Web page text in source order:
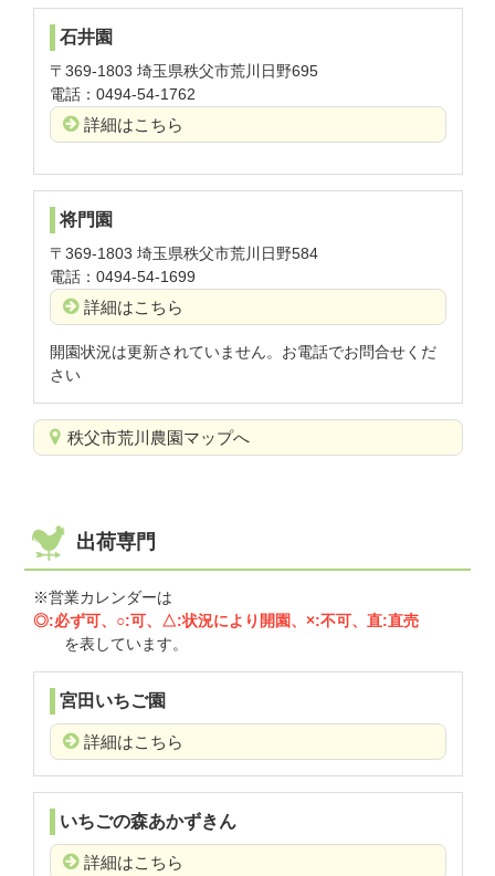
石井園
〒369-1803 埼玉県秩父市荒川日野695
電話：0494-54-1762
詳細はこちら
将門園
〒369-1803 埼玉県秩父市荒川日野584
電話：0494-54-1699
詳細はこちら
開園状況は更新されていません。お電話でお問合せくだ
さい
秩父市荒川農園マップへ
出荷専門
※営業カレンダーは
◎:必ず可、○:可、△:状況により開園、×:不可、直:直売
を表しています。
宮田いちご園
詳細はこちら
いちごの森あかずきん
詳細はこちら